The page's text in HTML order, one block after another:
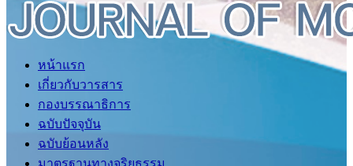
หน้าแรก
เกี่ยวกับวารสาร
กองบรรณาธิการ
ฉบับปัจจุบัน
ฉบับย้อนหลัง
มาตรฐานทางจริยธรรม